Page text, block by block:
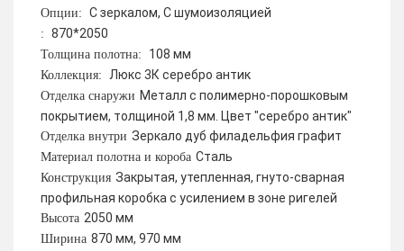
Опции: С зеркалом, С шумоизоляцией
: 870*2050
Толщина полотна: 108 мм
Коллекция: Люкс 3К серебро антик
Отделка снаружи Металл с полимерно-порошковым
покрытием, толщиной 1,8 мм. Цвет "серебро антик"
Отделка внутри Зеркало дуб филадельфия графит
Материал полотна и короба Сталь
Конструкция Закрытая, утепленная, гнуто-сварная
профильная коробка с усилением в зоне ригелей
Высота 2050 мм
Ширина 870 мм, 970 мм